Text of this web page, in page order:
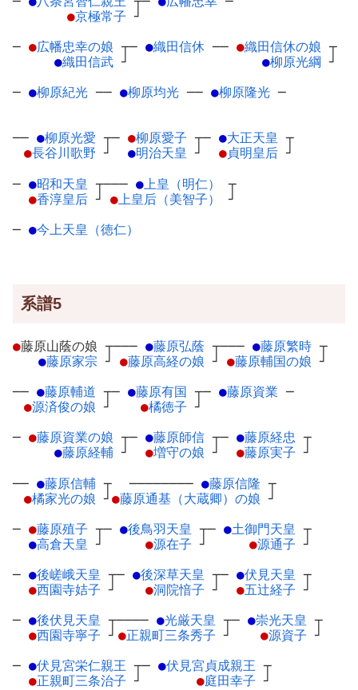
●京極常子 ┘
─ ●広幡忠幸の娘 ┬
●織田信武 ┘
─ ●織田信休 ── ●織田信休の娘 ┬
●柳原光綱 ┘
─ ●柳原紀光 ── ●柳原均光 ── ●柳原隆光 ─
── ●柳原光愛 ┬
●長谷川歌野 ┘
─ ●柳原愛子 ┬
●明治天皇 ┘
─ ●大正天皇 ┬
●貞明皇后 ┘
─ ●昭和天皇 ┬
●香淳皇后 ┘
─── ● 上皇（明仁）
┬
● 上皇后（美智子） ┘
─ ●今上天皇（徳仁）
系譜5
●藤原山蔭の娘 ┬
●藤原家宗 ┘
─── ●藤原弘蔭 ┬
●藤原高経の娘 ┘
─── ●藤原繁時 ┬
●藤原輔国の娘 ┘
── ●藤原輔道 ┬
●源済俊の娘 ┘
─ ●藤原有国 ┬
●橘徳子 ┘
─ ●藤原資業 ─
─ ●藤原資業の娘 ┬
●藤原経輔 ┘
─ ●藤原師信 ┬
●増守の娘 ┘
─ ●藤原経忠 ┬
●藤原実子 ┘
── ●藤原信輔 ┬
●橘家光の娘 ┘
──────── ●藤原信隆 ┬
●藤原通基（大蔵卿）の娘 ┘
─ ●藤原殖子 ┬
●高倉天皇 ┘
─ ●後鳥羽天皇 ┬
●源在子 ┘
─ ●土御門天皇 ┬
●源通子 ┘
─ ●後嵯峨天皇 ┬
●西園寺姞子 ┘
─ ●後深草天皇 ┬
●洞院愔子 ┘
─ ●伏見天皇 ┬
●五辻経子 ┘
─ ●後伏見天皇 ┬
●西園寺寧子 ┘
──── ●光厳天皇 ┬
●正親町三条秀子 ┘
─ ●崇光天皇 ┬
●源資子 ┘
─ ●伏見宮栄仁親王 ┬
●正親町三条治子 ┘
─ ●伏見宮貞成親王 ┬
●庭田幸子 ┘